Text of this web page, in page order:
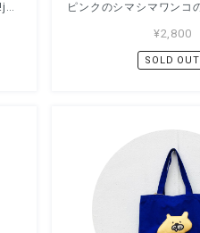
オバケちゃんバッグ / バッグ / miau!jau!
¥2,800
SOLD OUT